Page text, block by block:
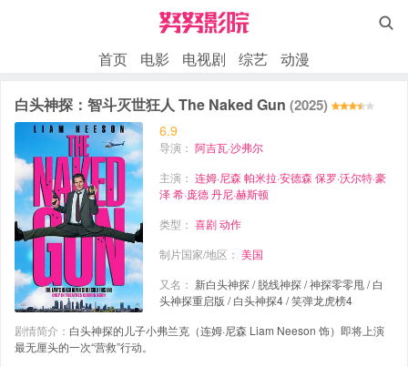

首页 电影 电视剧 综艺 动漫
白头神探：智斗灭世狂人 The Naked Gun (2025)
6.9
导演：阿吉瓦·沙弗尔
主演：连姆·尼森 帕米拉·安德森 保罗·沃尔特·豪
泽 希·庞德 丹尼·赫斯顿
类型：喜剧 动作
制片国家/地区：美国
又名： 新白头神探 / 脱线神探 / 神探零零甩 / 白
头神探重启版 / 白头神探4 / 笑弹龙虎榜4
剧情简介： 白头神探的儿子小弗兰克（连姆·尼森 Liam Neeson 饰）即将上演
最无厘头的一次“营救”行动。